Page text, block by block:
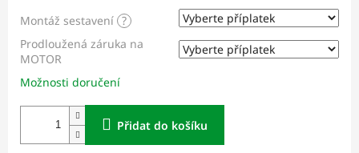
Montáž sestavení ?
Prodloužená záruka na
MOTOR
Možnosti doručení
Přidat do košíku